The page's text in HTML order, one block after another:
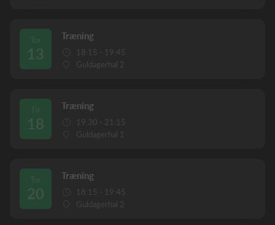
Tor
13
Træning
18:15 - 19:45
Guldagerhal 2
Tir
18
Træning
19:30 - 21:15
Guldagerhal 1
Tor
20
Træning
18:15 - 19:45
Guldagerhal 2